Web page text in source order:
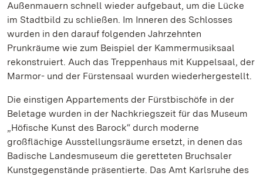
Außenmauern schnell wieder aufgebaut, um die Lücke
im Stadtbild zu schließen. Im Inneren des Schlosses
wurden in den darauf folgenden Jahrzehnten
Prunkräume wie zum Beispiel der Kammermusiksaal
rekonstruiert. Auch das Treppenhaus mit Kuppelsaal, der
Marmor- und der Fürstensaal wurden wiederhergestellt.
Die einstigen Appartements der Fürstbischöfe in der
Beletage wurden in der Nachkriegszeit für das Museum
„Höfische Kunst des Barock“ durch moderne
großflächige Ausstellungsräume ersetzt, in denen das
Badische Landesmuseum die geretteten Bruchsaler
Kunstgegenstände präsentierte. Das Amt Karlsruhe des